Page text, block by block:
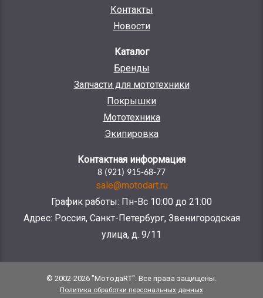
Контакты
Новости
Каталог
Бренды
Запчасти для мототехники
Покрышки
Мототехника
Экипировка
Контактная информация
8 (921) 915-68-77
sale@motodart.ru
График работы: Пн-Вс 10:00 до 21:00
Адрес: Россия, Санкт-Петербург, Звенигородская
улица, д. 9/11
© 2002-2026 "МотодаRT". Все права защищены.
Политика обработки персональных данных